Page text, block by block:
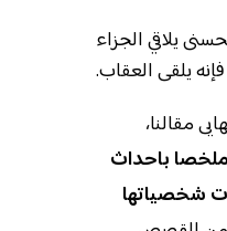
يلاقي الجزاء
يلقى العقاب.
مقالنا،
باحداث
شخصياتها